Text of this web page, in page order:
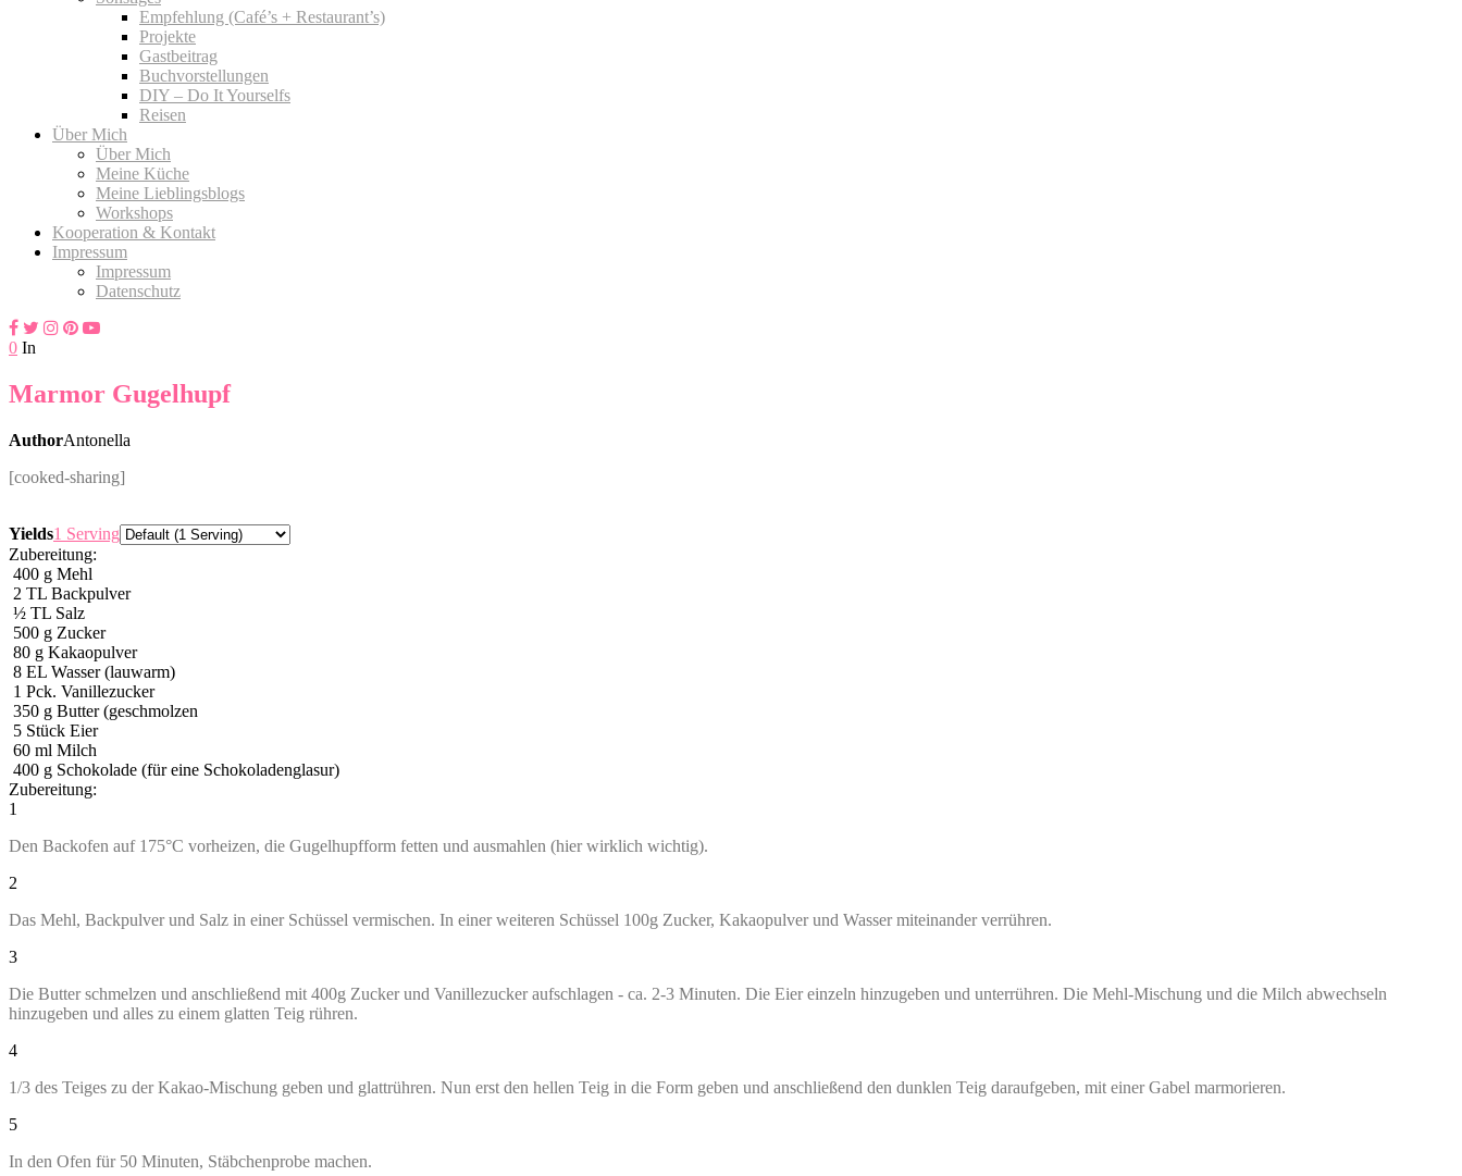
Empfehlung (Café’s + Restaurant’s)
Projekte
Gastbeitrag
Buchvorstellungen
DIY – Do It Yourselfs
Reisen
Über Mich
Über Mich
Meine Küche
Meine Lieblingsblogs
Workshops
Kooperation & Kontakt
Impressum
Impressum
Datenschutz
0 In
Marmor Gugelhupf
AuthorAntonella
[cooked-sharing]
Yields1 Serving Servings
Zubereitung:
400 g Mehl
2 TL Backpulver
½ TL Salz
500 g Zucker
80 g Kakaopulver
8 EL Wasser (lauwarm)
1 Pck. Vanillezucker
350 g Butter (geschmolzen
5 Stück Eier
60 ml Milch
400 g Schokolade (für eine Schokoladenglasur)
Zubereitung:
1
Den Backofen auf 175°C vorheizen, die Gugelhupfform fetten und ausmahlen (hier wirklich wichtig).
2
Das Mehl, Backpulver und Salz in einer Schüssel vermischen. In einer weiteren Schüssel 100g Zucker, Kakaopulver und Wasser miteinander verrühren.
3
Die Butter schmelzen und anschließend mit 400g Zucker und Vanillezucker aufschlagen - ca. 2-3 Minuten. Die Eier einzeln hinzugeben und unterrühren. Die Mehl-Mischung und die Milch abwechseln
hinzugeben und alles zu einem glatten Teig rühren.
4
1/3 des Teiges zu der Kakao-Mischung geben und glattrühren. Nun erst den hellen Teig in die Form geben und anschließend den dunklen Teig daraufgeben, mit einer Gabel marmorieren.
5
In den Ofen für 50 Minuten, Stäbchenprobe machen.